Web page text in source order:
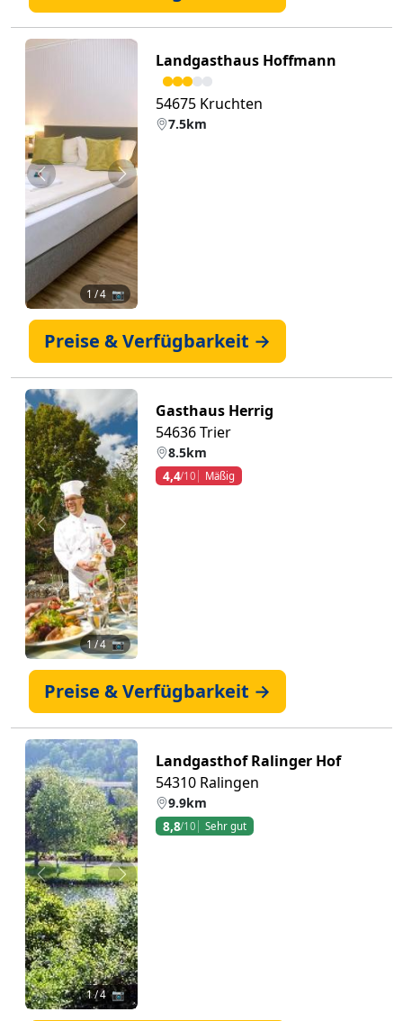
Zurück Weiter
1 / 4 📷
Landgasthaus Hoffmann
54675 Kruchten
7.5km
Preise & Verfügbarkeit →
Zurück Weiter
1/ 4 📷
Gasthaus Herrig
54636 Trier
8.5km
4,4/10 Mäßig
Preise & Verfügbarkeit →
Zurück Weiter
1/ 4 📷
Landgasthof Ralinger Hof
54310 Ralingen
9.9km
8,8/10 Sehr gut